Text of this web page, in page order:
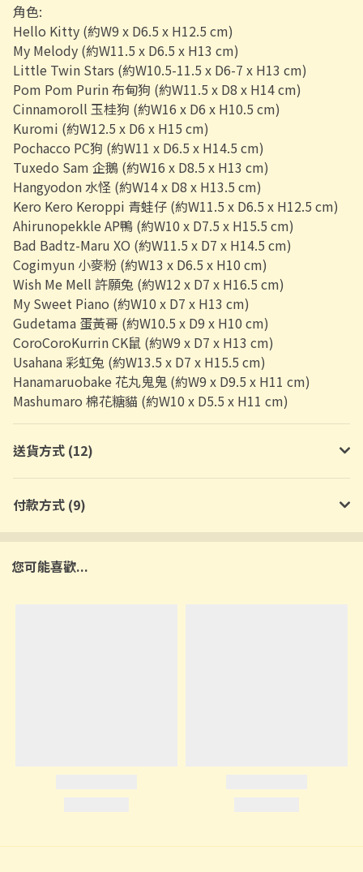
角色:
Hello Kitty (約W9 x D6.5 x H12.5 cm)
My Melody (約W11.5 x D6.5 x H13 cm)
Little Twin Stars (約W10.5-11.5 x D6-7 x H13 cm)
Pom Pom Purin 布甸狗 (約W11.5 x D8 x H14 cm)
Cinnamoroll 玉桂狗 (約W16 x D6 x H10.5 cm)
Kuromi (約W12.5 x D6 x H15 cm)
Pochacco PC狗 (約W11 x D6.5 x H14.5 cm)
Tuxedo Sam 企鵝 (約W16 x D8.5 x H13 cm)
Hangyodon 水怪 (約W14 x D8 x H13.5 cm)
Kero Kero Keroppi 青蛙仔 (約W11.5 x D6.5 x H12.5 cm)
Ahirunopekkle AP鴨 (約W10 x D7.5 x H15.5 cm)
Bad Badtz-Maru XO (約W11.5 x D7 x H14.5 cm)
Cogimyun 小麥粉 (約W13 x D6.5 x H10 cm)
Wish Me Mell 許願兔 (約W12 x D7 x H16.5 cm)
My Sweet Piano (約W10 x D7 x H13 cm)
Gudetama 蛋黃哥 (約W10.5 x D9 x H10 cm)
CoroCoroKurrin CK鼠 (約W9 x D7 x H13 cm)
Usahana 彩虹兔 (約W13.5 x D7 x H15.5 cm)
Hanamaruobake 花丸鬼鬼 (約W9 x D9.5 x H11 cm)
Mashumaro 棉花糖貓 (約W10 x D5.5 x H11 cm)
送貨方式 (12)
付款方式 (9)
您可能喜歡...